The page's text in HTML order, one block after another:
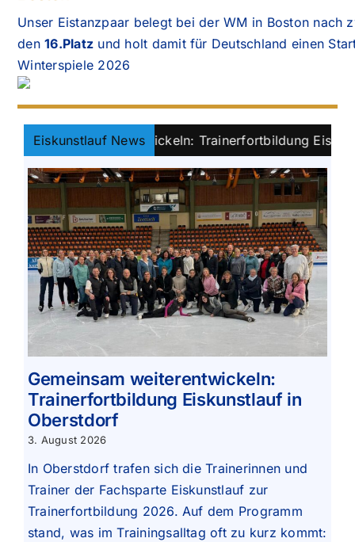
Unser Eistanzpaar belegt bei der WM in Boston nach
den16.Platz und holt damit für Deutschland einen
Winterspiele 2026
Eiskunstlauf News
weiterentwickeln: Trainerfortbildung Eiskunstlauf
Gemeinsam weiterentwickeln:
Trainerfortbildung Eiskunstlauf in
Oberstdorf
3. August 2026
In Oberstdorf trafen sich die Trainerinnen und
Trainer der Fachsparte Eiskunstlauf zur
Trainerfortbildung 2026. Auf dem Programm
stand, was im Trainingsalltag oft zu kurz kommt: